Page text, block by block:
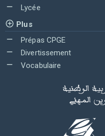
Lycée
Plus
Prépas CPGE
Divertissement
Vocabulaire